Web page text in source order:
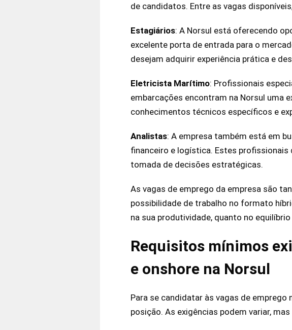
de candidatos. Entre as vagas
Estagiários: A Norsul está oferecendo
excelente porta de entrada para o
desejam adquirir experiência prática e
Eletricista Marítimo: Profissionais
embarcações encontram na Norsul uma
conhecimentos técnicos específicos e
Analistas: A empresa também está em
financeiro e logística. Estes profissionais
tomada de decisões estratégicas.
As vagas de emprego da empresa são
possibilidade de trabalho no formato
na sua produtividade, quanto no
Requisitos mínimos
e onshore na Norsul
Para se candidatar às vagas de
posição. As exigências podem variar,